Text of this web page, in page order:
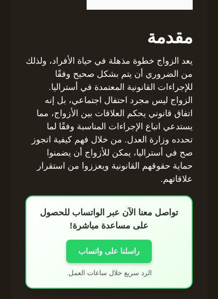
مقدمة
يعد الزواج خطوة مذهلة في حياة الأفراد، ولذلك
من الضروري أن يتم بشكل صحيح وفقًا
للإجراءات القانونية المعتمدة في أستراليا.
الزواج ليس مجرد احتفال اجتماعي، بل إنه
اتفاق قانوني يحكم العلاقات بين الأزواج، مما
يستدعي اتباع الإجراءات المناسبة وفقًا لما
تحدده وزارة العدل. من خلال فهم كيفية اتجوز
صح في أستراليا، يمكن للأزواج أن يضمنوا
حماية حقوقهم القانونية ويعززوا من استقرار
علاقاتهم.
تواصل معنا الآن عبر الواتساب للحصول
على مساعدة مباشرة!
راسلنا على واتساب
الرد سريع خلال ساعات العمل.